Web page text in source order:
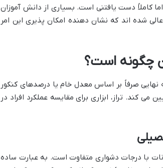
کاملاً دست یافتنی است. بسیاری از دانش آموزان
شده اند که نشان دهنده امکان پذیری این امر
چگونه است؟
نهایی صرفاً بر اساس معدل خام یا درصدهای کنکور
کند. تراز، ابزاری برای مقایسه عملکرد افراد در
با درجات دشواری متفاوت است. به عبارت ساده